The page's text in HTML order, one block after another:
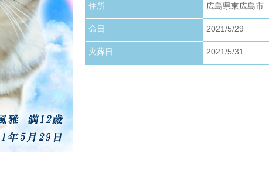
お写真アップロードいたしました。
住所 広島県東広島市
命日 2021/5/29
火葬日 2021/5/31